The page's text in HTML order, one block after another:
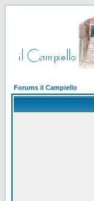
Forums il Campiello